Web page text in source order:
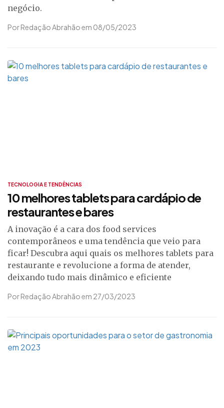
negócio.
Por Redação Abrahão em 08/05/2023
TECNOLOGIA E TENDÊNCIAS
10 melhores tablets para cardápio de
restaurantes e bares
A inovação é a cara dos food services
contemporâneos e uma tendência que veio para
ficar! Descubra aqui quais os melhores tablets para
restaurante e revolucione a forma de atender,
deixando tudo mais dinâmico e eficiente
Por Redação Abrahão em 27/03/2023